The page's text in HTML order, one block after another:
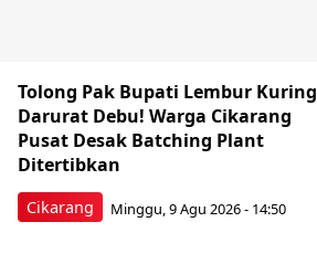
Cikarang
Tolong Pak Bupati Lembur Kuring
Darurat Debu! Warga Cikarang
Pusat Desak Batching Plant
Ditertibkan
Minggu, 9 Agu 2026 - 14:50